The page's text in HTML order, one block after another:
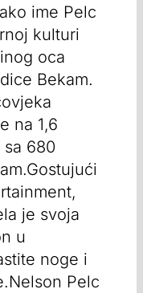
ime Pelc
kulturi
oca
Bekam.
na 1,6
680
je svoja
u
noge i
Pelc